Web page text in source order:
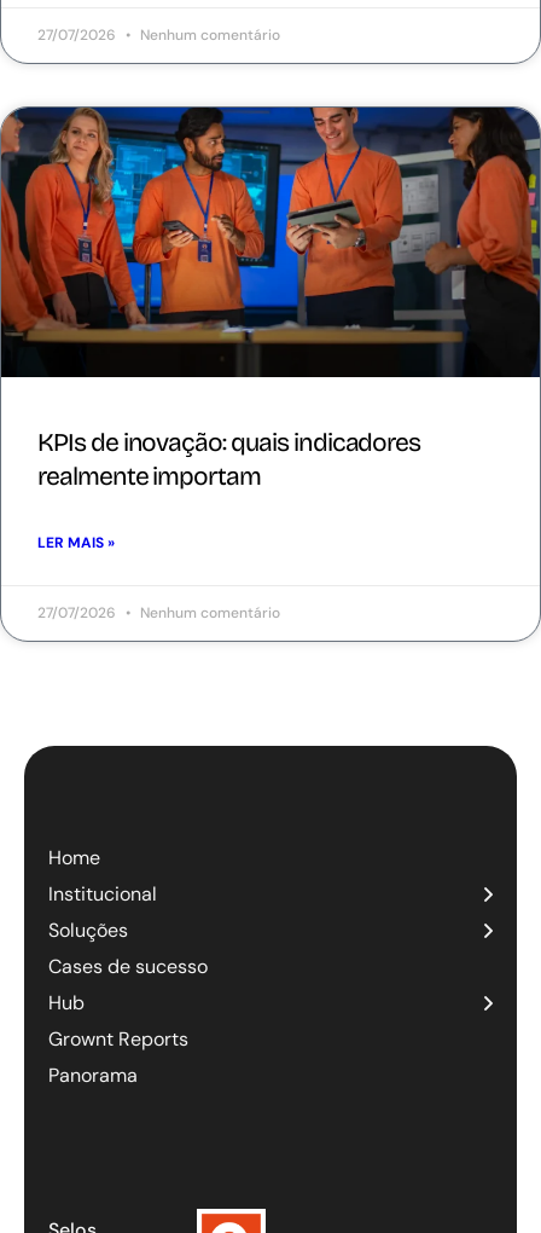
27/07/2026 Nenhum comentário
KPIs de inovação: quais indicadores
realmente importam
LER MAIS »
27/07/2026 Nenhum comentário
Home
Institucional
Soluções
Cases de sucesso
Hub
Grownt Reports
Panorama